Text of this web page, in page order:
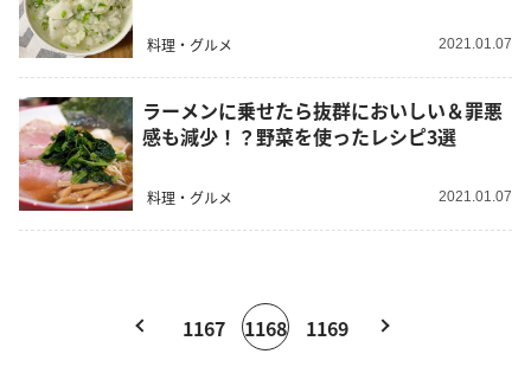
料理・グルメ 2021.01.07
ラーメンに乗せたら抜群においしい＆罪悪
感も減少！？野菜を使ったレシピ3選
料理・グルメ 2021.01.07
1167 1168 1169